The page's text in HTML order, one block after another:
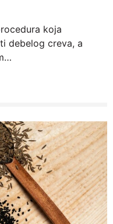
koja
debelog creva, a